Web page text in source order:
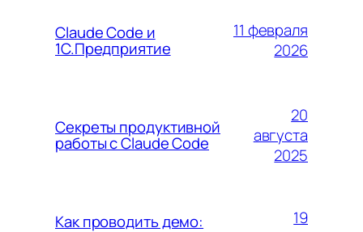
Claude Code и
1С.Предприятие
11 февраля
2026
Секреты продуктивной
работы с Claude Code
20
августа
2025
Как проводить демо:
19